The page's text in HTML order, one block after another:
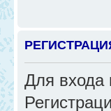
Для входа